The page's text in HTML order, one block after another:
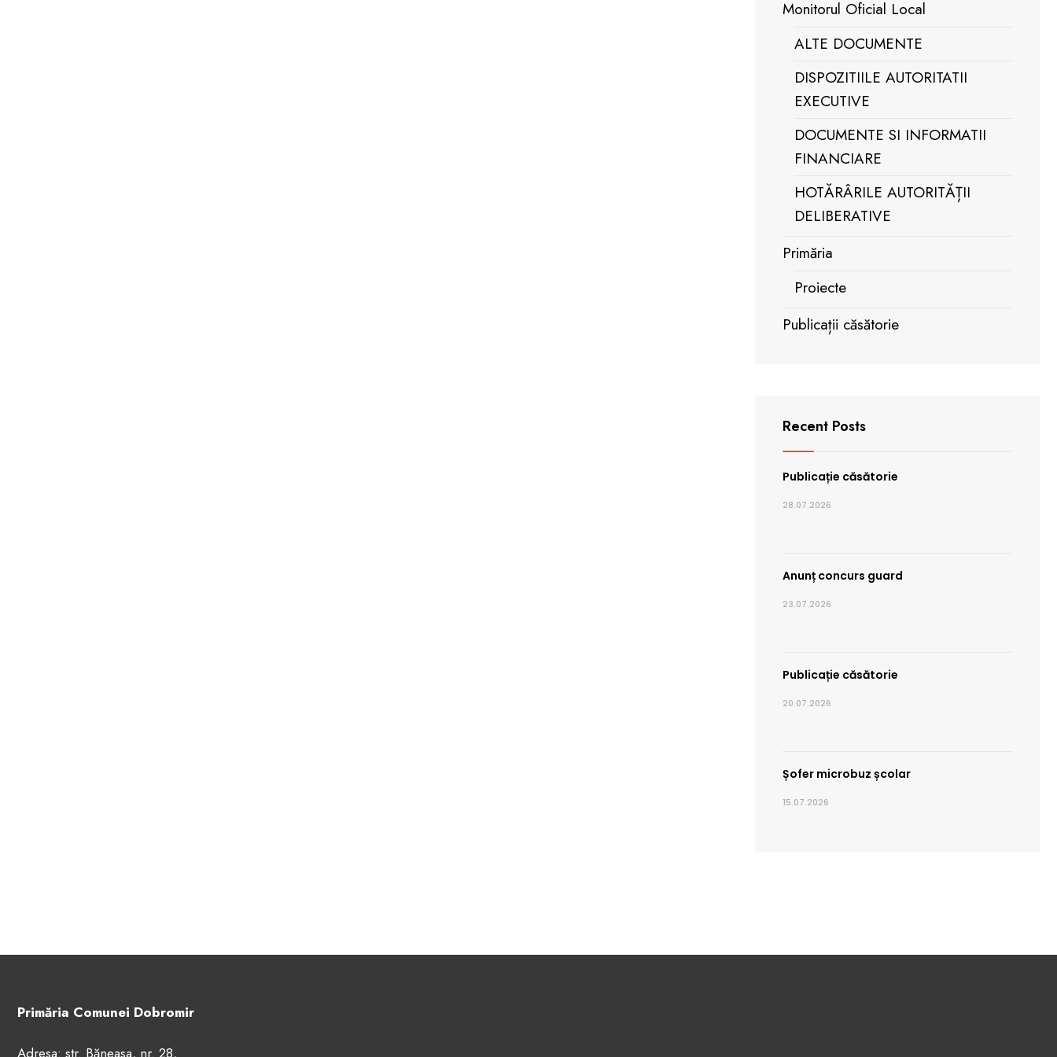
Monitorul Oficial Local
ALTE DOCUMENTE
DISPOZITIILE AUTORITATII
EXECUTIVE
DOCUMENTE SI INFORMATII
FINANCIARE
HOTĂRÂRILE AUTORITĂȚII
DELIBERATIVE
Primăria
Proiecte
Publicații căsătorie
Recent Posts
Publicație căsătorie
28.07.2026
Anunț concurs guard
23.07.2026
Publicație căsătorie
20.07.2026
Șofer microbuz școlar
15.07.2026
Primăria Comunei Dobromir
Adresa: str. Băneasa, nr. 28,